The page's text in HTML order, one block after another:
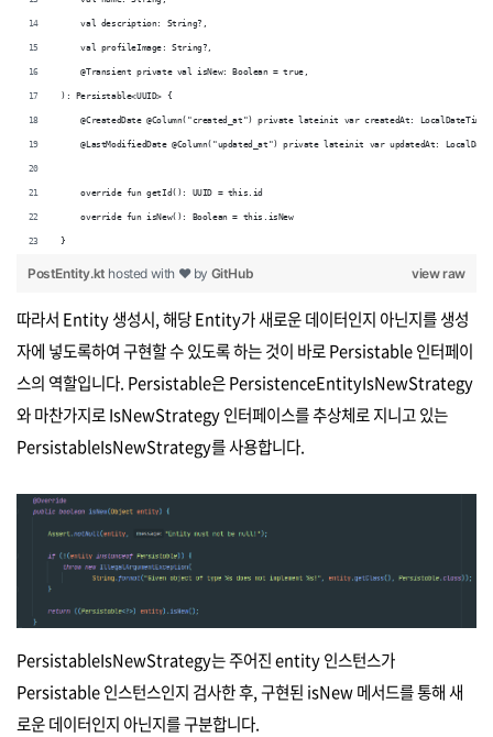
    val description: String?,
    val profileImage: String?,
    @Transient private val isNew: Boolean = true,
): Persistable<UUID> {
    @CreatedDate @Column("created_at") private lateinit var createdAt: LocalDateTime
@LastModifiedDate @Column("updated_at") private lateinit var updatedAt:
    override fun getId(): UUID = this.id
    override fun isNew(): Boolean = this.isNew
}
view raw
PostEntity.kt hosted with ❤ by GitHub
따라서 Entity 생성시, 해당 Entity가 새로운 데이터인지 아닌지를 생성
자에 넣도록하여 구현할 수 있도록 하는 것이 바로 Persistable 인터페이
스의 역할입니다. Persistable은 PersistenceEntityIsNewStrategy
와 마찬가지로 IsNewStrategy 인터페이스를 추상체로 지니고 있는
PersistableIsNewStrategy를 사용합니다.
PersistableIsNewStrategy는 주어진 entity 인스턴스가
Persistable 인스턴스인지 검사한 후, 구현된 isNew 메서드를 통해 새
로운 데이터인지 아닌지를 구분합니다.